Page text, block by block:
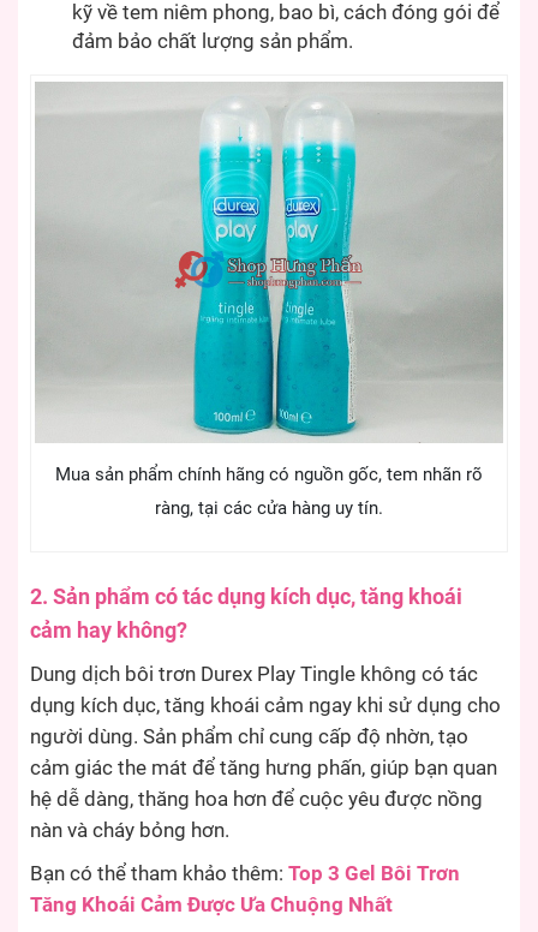
kỹ về tem niêm phong, bao bì, cách đóng gói để
đảm bảo chất lượng sản phẩm.
Mua sản phẩm chính hãng có nguồn gốc, tem nhãn rõ
ràng, tại các cửa hàng uy tín.
2. Sản phẩm có tác dụng kích dục, tăng khoái
cảm hay không?
Dung dịch bôi trơn Durex Play Tingle không có tác
dụng kích dục, tăng khoái cảm ngay khi sử dụng cho
người dùng. Sản phẩm chỉ cung cấp độ nhờn, tạo
cảm giác the mát để tăng hưng phấn, giúp bạn quan
hệ dễ dàng, thăng hoa hơn để cuộc yêu được nồng
nàn và cháy bỏng hơn.
Bạn có thể tham khảo thêm: Top 3 Gel Bôi Trơn
Tăng Khoái Cảm Được Ưa Chuộng Nhất